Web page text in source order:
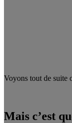
Voyons tout de suite
Mais c’est